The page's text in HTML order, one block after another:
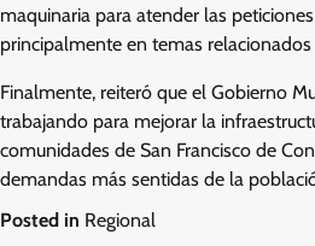
maquinaria para atender las
principalmente en temas
Finalmente, reiteró que el Gobierno
trabajando para mejorar la
comunidades de San Francisco de
demandas más sentidas de la
Posted in Regional